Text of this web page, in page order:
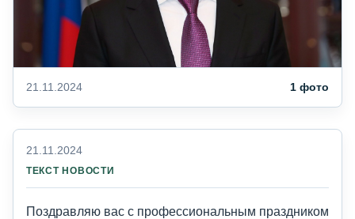
21.11.2024 1 фото
21.11.2024
ТЕКСТ НОВОСТИ
Поздравляю вас с профессиональным праздником